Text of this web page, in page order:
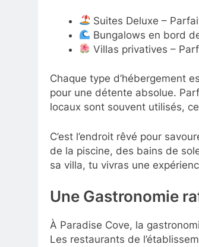
Suites Deluxe –
Bungalows en bord
Villas privatives –
Chaque type d’hébergement
pour une détente absolue.
locaux sont souvent utilisés,
C’est l’endroit rêvé pour
de la piscine, des bains de
sa villa, tu vivras une
Une Gastronomie
À Paradise Cove, la
Les restaurants de